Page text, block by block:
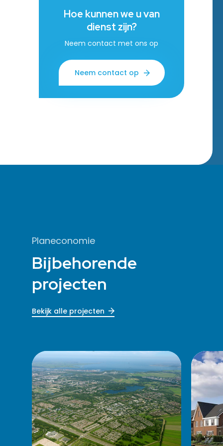
Hoe kunnen we u van
dienst zijn?
Neem contact met ons op
Neem contact op
Planeconomie
Bijbehorende
projecten
Bekijk alle projecten